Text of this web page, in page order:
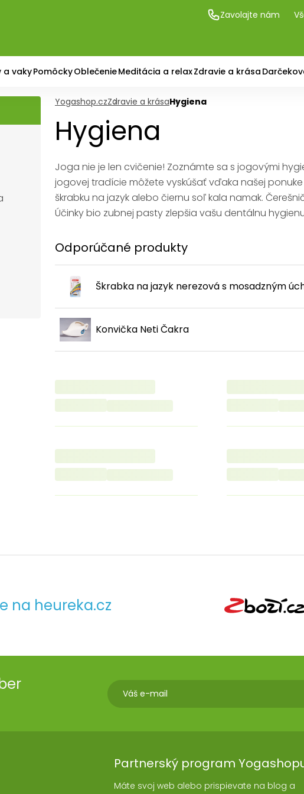
Zavolajte nám
a vakyPomôckyOblečenieMeditácia a relaxZdravie a krása
Yogashop.czZdravie a krásaHygiena
Hygiena
Joga nie je len cvičenie! Zoznámte sa s jogovými
jogovej tradície môžete vyskúšať vďaka našej
škrabku na jazyk alebo čiernu soľ kala namak.
Účinky bio zubnej pasty zlepšia vašu dentálnu
Odporúčané produkty
Škrabka na jazyk nerezová s mosadzným
Konvička Neti Čakra
na heureka.cz
Partnerský program
Máte svoj web alebo prispievate na blog a